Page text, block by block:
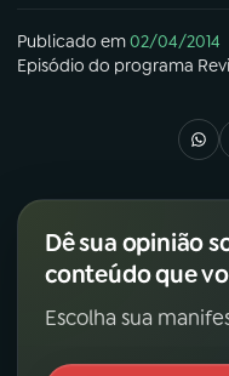
YouTube
Publicado em02/04/2014
Episódio do programa
Dê sua opinião
conteúdo que
Escolha sua